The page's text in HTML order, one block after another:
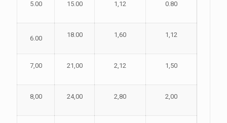
5.00 15.00 1,12 0.80
6.00 18.00 1,60 1,12
7,00 21,00 2,12 1,50
8,00 24,00 2,80 2,00